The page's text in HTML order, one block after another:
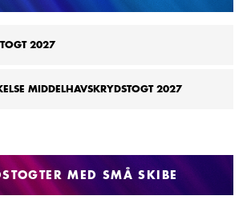
2027
MIDDELHAVSKRYDSTOGT 2027
MED SMÅ SKIBE